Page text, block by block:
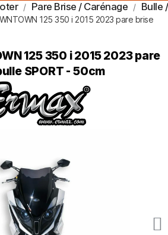
Pare Brise / Carénage
Bulle /
125 350 i 2015 2023 pare brise
125 350 i 2015 2023 pare
SPORT - 50cm